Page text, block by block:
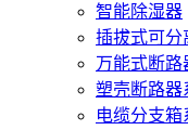
智能除湿器
插拔式可分
万能式断路
塑壳断路器
电缆分支箱